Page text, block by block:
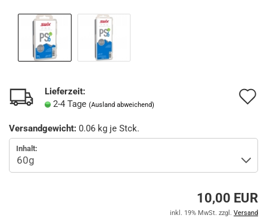
Lieferzeit:
2-4 Tage (Ausland abweichend)
Versandgewicht: 0.06 kg je Stck.
Inhalt:
10,00 EUR
inkl. 19% MwSt. zzgl. Versand